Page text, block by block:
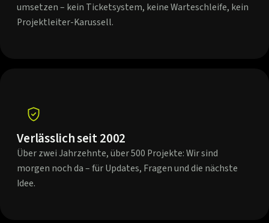
umsetzen – kein Ticketsystem, keine Warteschleife, kein
Projektleiter-Karussell.
Verlässlich seit 2002
Über zwei Jahrzehnte, über 500 Projekte: Wir sind
morgen noch da – für Updates, Fragen und die nächste
Idee.